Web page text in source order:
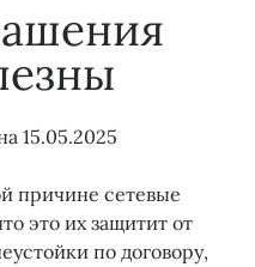
15.05.2025
причине сетевые
это их защитит от
по договору,